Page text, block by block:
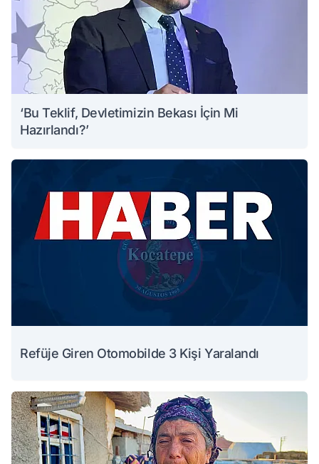
‘Bu Teklif, Devletimizin Bekası İçin Mi
Hazırlandı?’
Refüje Giren Otomobilde 3 Kişi Yaralandı